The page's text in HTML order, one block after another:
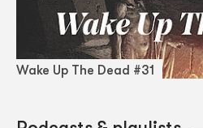
Wake Up The Dead #31